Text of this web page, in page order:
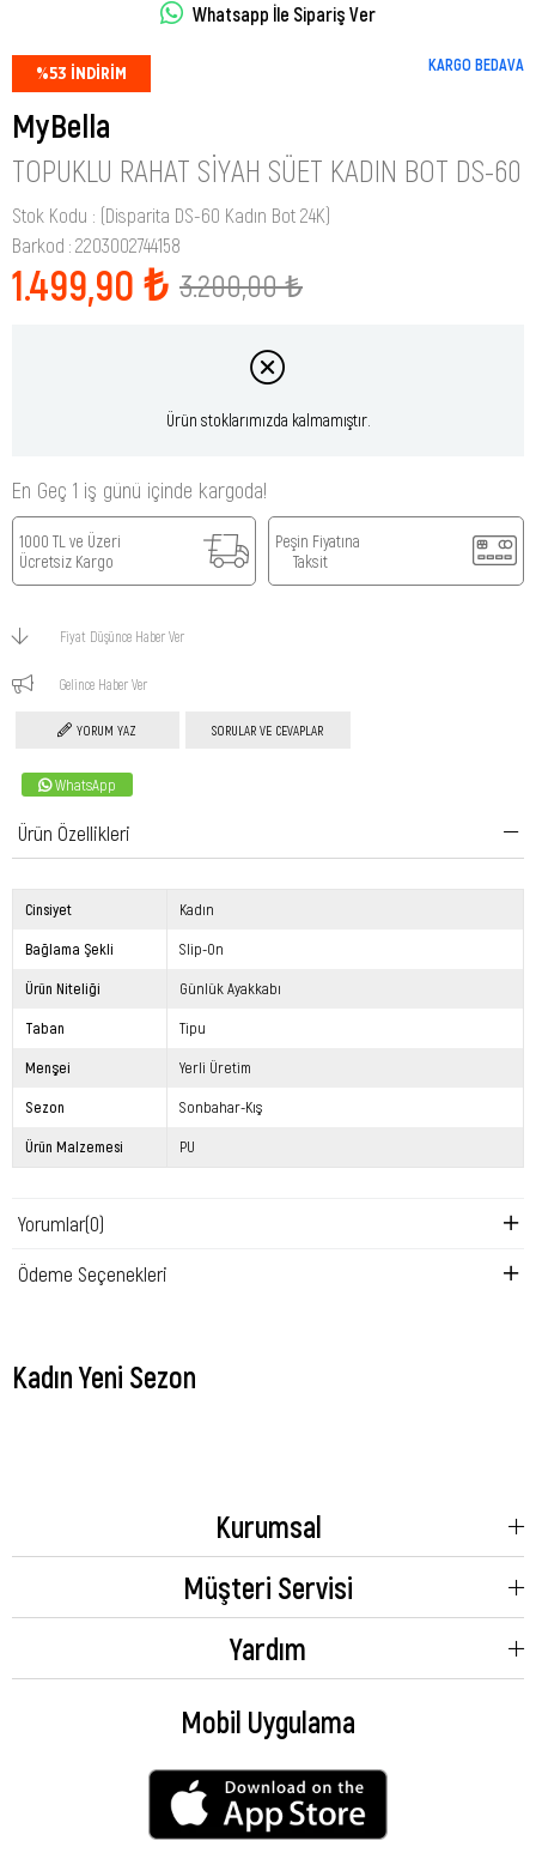
Whatsapp İle Sipariş Ver
%53 İNDIRIM KARGO BEDAVA
MyBella
TOPUKLU RAHAT SIYAH SÜET KADIN BOT DS-60
Stok Kodu
(Disparita DS-60 Kadın Bot 24K)
Barkod : 2203002744158
3.200,00 ₺
1.499,90 ₺
Ürün stoklarımızda kalmamıştır.
En Geç 1 iş günü içinde kargoda!
1000 TL ve Üzeri
Ücretsiz Kargo
Peşin Fiyatına
Taksit
Fiyat Düşünce Haber Ver
Gelince Haber Ver
YORUM YAZ SORULAR VE CEVAPLAR
WhatsApp
Ürün Özellikleri
Cinsiyet Kadın
Bağlama Şekli Slip-On
Ürün Niteliği Günlük Ayakkabı
Taban Tipu
Menşei Yerli Üretim
Sezon Sonbahar-Kış
Ürün Malzemesi PU
Yorumlar(0)
Ödeme Seçenekleri
Kadın Yeni Sezon
Kurumsal
Müşteri Servisi
Yardım
Mobil Uygulama